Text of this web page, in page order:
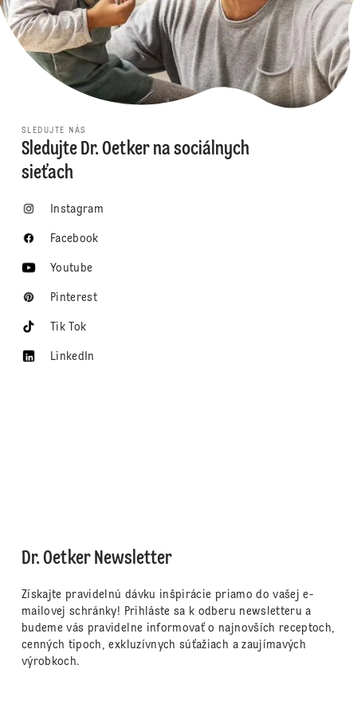
SLEDUJTE NÁS
Sledujte Dr. Oetker na sociálnych
sieťach
Instagram
Facebook
Youtube
Pinterest
Tik Tok
LinkedIn
Dr. Oetker Newsletter
Získajte pravidelnú dávku inšpirácie priamo do vašej e-
mailovej schránky! Prihláste sa k odberu newsletteru a
budeme vás pravidelne informovať o najnovších receptoch,
cenných tipoch, exkluzívnych súťažiach a zaujímavých
výrobkoch.